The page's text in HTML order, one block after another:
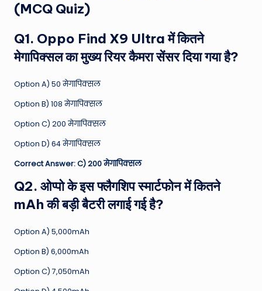
(MCQ Quiz)
Q1. Oppo Find X9 Ultra में कितने
मेगापिक्सल का मुख्य रियर कैमरा सेंसर दिया गया है?
Option A) 50 मेगापिक्सल
Option B) 108 मेगापिक्सल
Option C) 200 मेगापिक्सल
Option D) 64 मेगापिक्सल
Correct Answer: C) 200 मेगापिक्सल
Q2. ओप्पो के इस फ्लैगशिप स्मार्टफोन में कितने
mAh की बड़ी बैटरी लगाई गई है?
Option A) 5,000mAh
Option B) 6,000mAh
Option C) 7,050mAh